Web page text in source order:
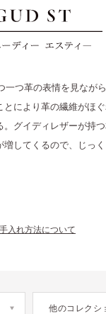
つ革の表情を見なが
により​革の繊維がほ
グイディレザーが持
してくるので、じっ
入れ方法について
他のコレクシ